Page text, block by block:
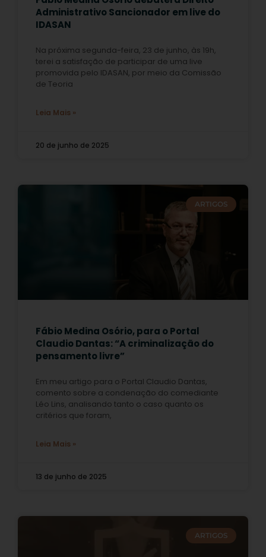
Administrativo Sancionador em live do
IDASAN
Na próxima segunda-feira, 23 de junho, às 19h,
terei a satisfação de participar de uma live
promovida pelo IDASAN, por meio da Comissão
de Teoria
Leia Mais »
20 de junho de 2025
ARTIGOS
Fábio Medina Osório, para o Portal
Claudio Dantas: “A criminalização do
pensamento livre”
Em meu artigo para o Portal Claudio Dantas,
comento sobre a condenação do comediante
Léo Lins, analisando tanto o caso quanto os
critérios que foram,
Leia Mais »
13 de junho de 2025
ARTIGOS